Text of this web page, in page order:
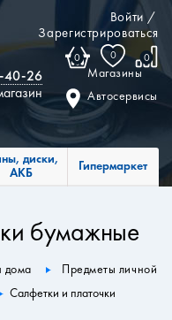
Войти /
Зарегистрироваться
0 0 0
Магазины
Автосервисы
40-26
диски,
АКБ
Гипермаркет
бумажные
дома
Предметы личной
Салфетки и платочки